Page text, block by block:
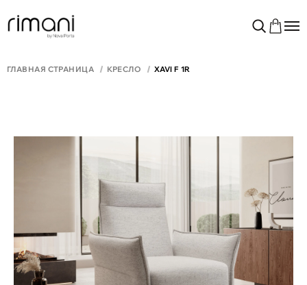
ГЛАВНАЯ СТРАНИЦА КРЕСЛО XAVI F 1R